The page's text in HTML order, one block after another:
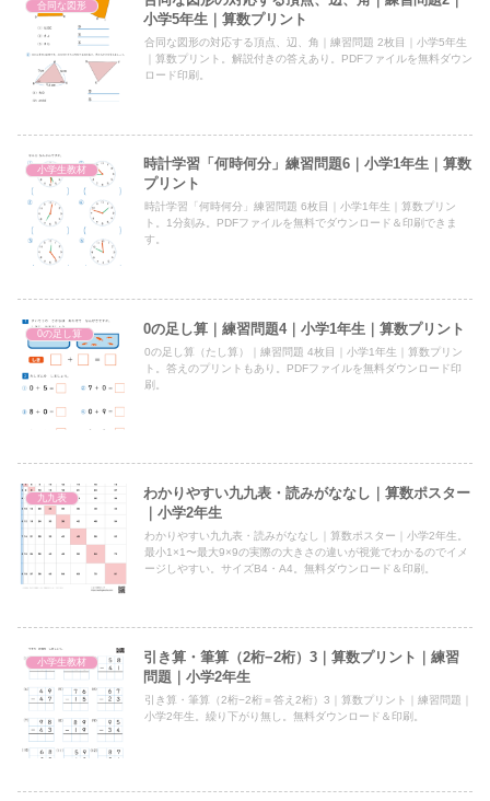
合同な図形
小学5年生｜算数プリント
合同な図形の対応する頂点、辺、角｜練習問題 2枚目｜小学5年生
｜算数プリント。解説付きの答えあり。PDFファイルを無料ダウン
ロード印刷。
小学生教材
時計学習「何時何分」練習問題6｜小学1年生｜算数
プリント
時計学習「何時何分」練習問題 6枚目｜小学1年生｜算数プリン
ト。1分刻み。PDFファイルを無料でダウンロード＆印刷できま
す。
0の足し算 0の足し算｜練習問題4｜小学1年生｜算数プリント
0の足し算（たし算）｜練習問題 4枚目｜小学1年生｜算数プリン
ト。答えのプリントもあり。PDFファイルを無料ダウンロード印
刷。
九九表
わかりやすい九九表・読みがななし｜算数ポスター
｜小学2年生
わかりやすい九九表・読みがななし｜算数ポスター｜小学2年生。
最小1×1〜最大9×9の実際の大きさの違いが視覚でわかるのでイメ
ージしやすい。サイズB4・A4。無料ダウンロード＆印刷。
小学生教材
引き算・筆算（2桁−2桁）3｜算数プリント｜練習
問題｜小学2年生
引き算・筆算（2桁−2桁＝答え2桁）3｜算数プリント｜練習問題｜
小学2年生。繰り下がり無し。無料ダウンロード＆印刷。